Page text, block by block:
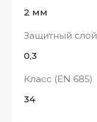
2 мм
Защитный слой
0,3
Класс (EN 685)
34